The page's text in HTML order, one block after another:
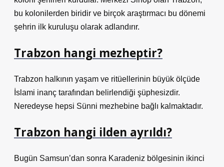
bu kolonilerden biridir ve birçok araştırmacı bu dönemi
şehrin ilk kuruluşu olarak adlandırır.
Trabzon hangi mezheptir?
Trabzon halkının yaşam ve ritüellerinin büyük ölçüde
İslami inanç tarafından belirlendiği şüphesizdir.
Neredeyse hepsi Sünni mezhebine bağlı kalmaktadır.
Trabzon hangi ilden ayrıldı?
Bugün Samsun’dan sonra Karadeniz bölgesinin ikinci